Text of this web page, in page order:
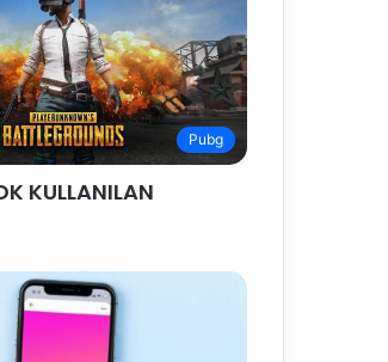
Pubg
KULLANILAN